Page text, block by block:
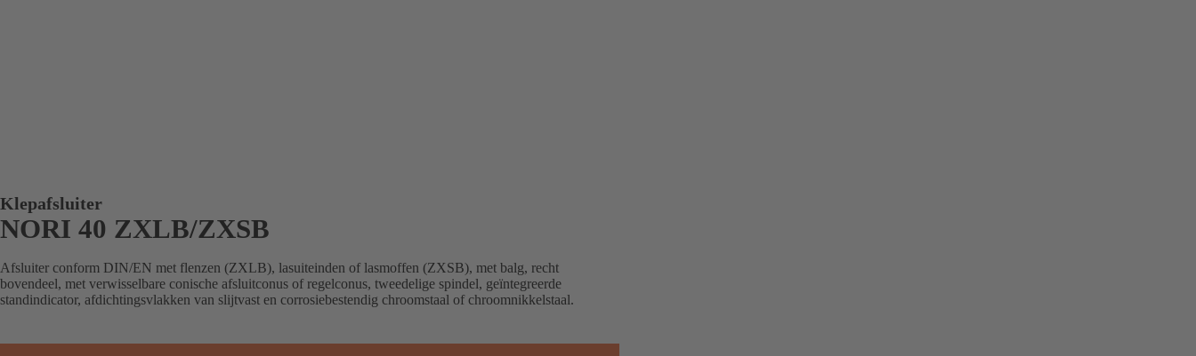
Klepafsluiter
NORI 40 ZXLB/ZXSB
Afsluiter conform DIN/EN met flenzen (ZXLB), lasuiteinden of lasmoffen (ZXSB), met balg, recht
bovendeel, met verwisselbare conische afsluitconus of regelconus, tweedelige spindel, geïntegreerde
standindicator, afdichtingsvlakken van slijtvast en corrosiebestendig chroomstaal of chroomnikkelstaal.